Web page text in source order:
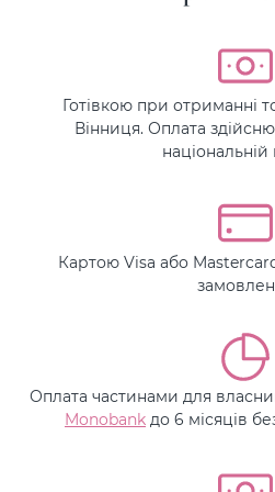
Готівкою при отриманні
Вінниця. Оплата
національній
Картою Visa або
Оплата частинами для
Monobank до 6 місяців